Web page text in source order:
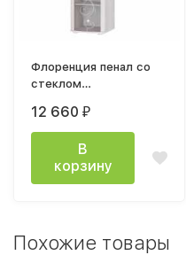
Флоренция пенал со
стеклом
ясень белый
12 660 ₽
В
корзину
Похожие товары